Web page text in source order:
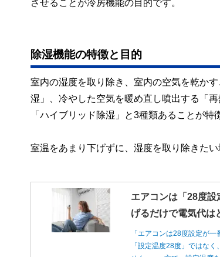
させることが冷房機能の目的です。
除湿機能の特徴と目的
室内の湿度を取り除き、室内の空気を乾か
湿」、冷やした空気を暖め直し噴出する「
「ハイブリッド除湿」と3種類あることが特
室温をあまり下げずに、湿度を取り除きた
エアコンは「28度
げるだけで電気代は
「エアコンは28度設定が
「設定温度28度」ではな